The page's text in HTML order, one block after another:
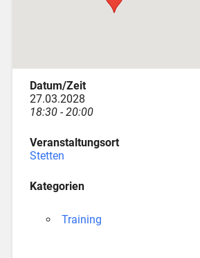
Datum/Zeit
27.03.2028
18:30 - 20:00
Veranstaltungsort
Stetten
Kategorien
Training